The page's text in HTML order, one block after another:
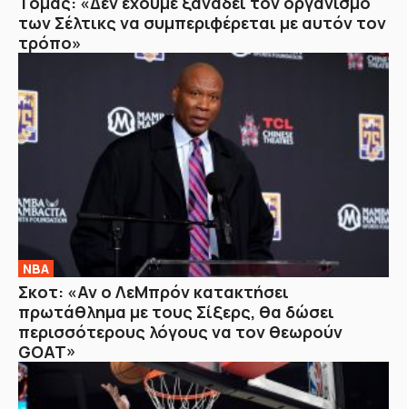
των Σέλτικς να συμπεριφέρεται με αυτόν τον
τρόπο»
NBA
Σκοτ: «Αν ο ΛεΜπρόν κατακτήσει
πρωτάθλημα με τους Σίξερς, θα δώσει
περισσότερους λόγους να τον θεωρούν
GOAT»